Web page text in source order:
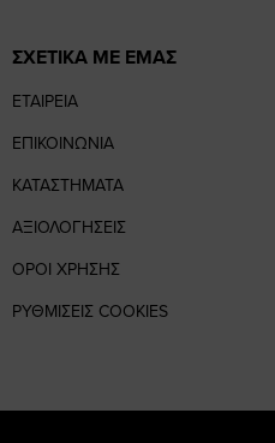
ΣΧΕΤΙΚΑ ΜΕ ΕΜΑΣ
ΕΤΑΙΡΕΙΑ
ΕΠΙΚΟΙΝΩΝΙΑ
ΚΑΤΑΣΤΗΜΑΤΑ
ΑΞΙΟΛΟΓΗΣΕΙΣ
ΟΡΟΙ ΧΡΗΣΗΣ
ΡΥΘΜΙΣΕΙΣ COOKIES